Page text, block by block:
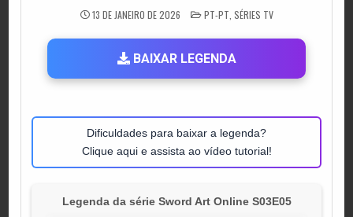
13 DE JANEIRO DE 2026 POSTED
IN
PT-PT SÉRIES TV
BAIXAR LEGENDA
Dificuldades para baixar a legenda?
Clique aqui e assista ao vídeo tutorial!
Legenda da série Sword Art Online S03E05